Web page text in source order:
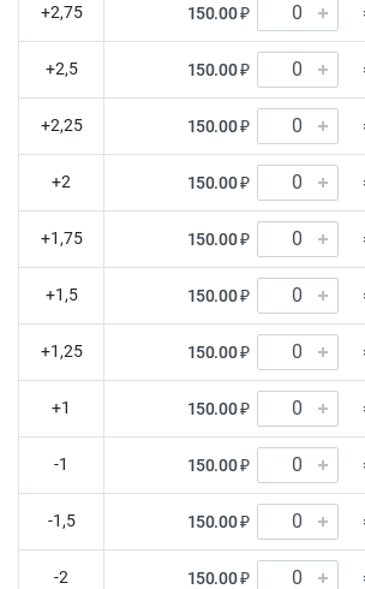
+2,75 150.00 ₽
+2,5 150.00 ₽
+2,25 150.00 ₽
+2 150.00 ₽
+1,75 150.00 ₽
+1,5 150.00 ₽
+1,25 150.00 ₽
+1 150.00 ₽
-1 150.00 ₽
-1,5 150.00 ₽
-2 150.00 ₽